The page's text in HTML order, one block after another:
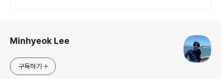
Minhyeok Lee
구독하기